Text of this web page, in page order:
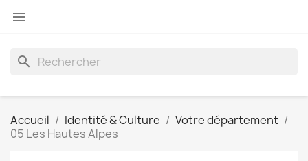

search
Accueil Identité & Culture
Votre département
05 Les Hautes Alpes